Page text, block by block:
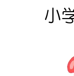
小